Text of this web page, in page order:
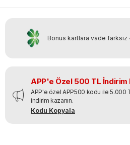
Bonus kartlara vade farksız
APP'e Özel 500 TL İndirim
APP'e özel APP500 kodu ile 5.000
indirim kazanın.
Kodu Kopyala